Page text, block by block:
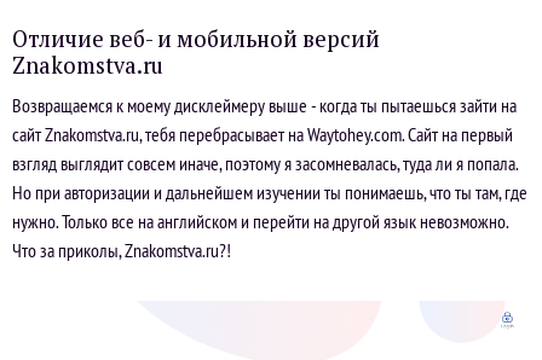
Отличие веб- и мобильной версий
Znakomstva.ru
Возвращаемся к моему дисклеймеру выше - когда ты пытаешься зайти на
сайт Znakomstva.ru, тебя перебрасывает на Waytohey.com. Сайт на первый
взгляд выглядит совсем иначе, поэтому я засомневалась, туда ли я попала.
Но при авторизации и дальнейшем изучении ты понимаешь, что ты там, где
нужно. Только все на английском и перейти на другой язык невозможно.
Что за приколы, Znakomstva.ru?!